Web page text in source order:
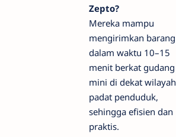
Zepto?
Mereka mampu
mengirimkan barang
dalam waktu 10–15
menit berkat gudang
mini di dekat wilayah
padat penduduk,
sehingga efisien dan
praktis.